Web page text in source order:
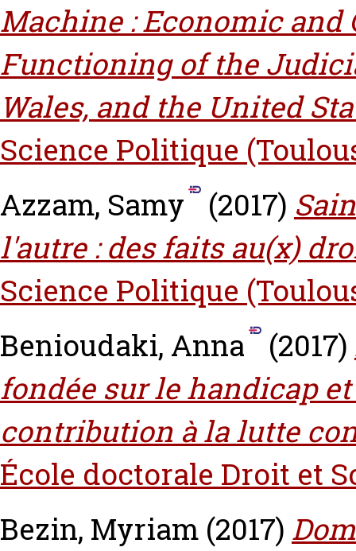
Machine : Economic
Functioning of the
Wales, and the United
Science Politique
Azzam, Samy
(2017)
l'autre : des faits au(x)
Science Politique
Benioudaki, Anna
(2017)
fondée sur le handicap et
contribution à la lutte
École doctorale Droit et
Bezin, Myriam (2017)